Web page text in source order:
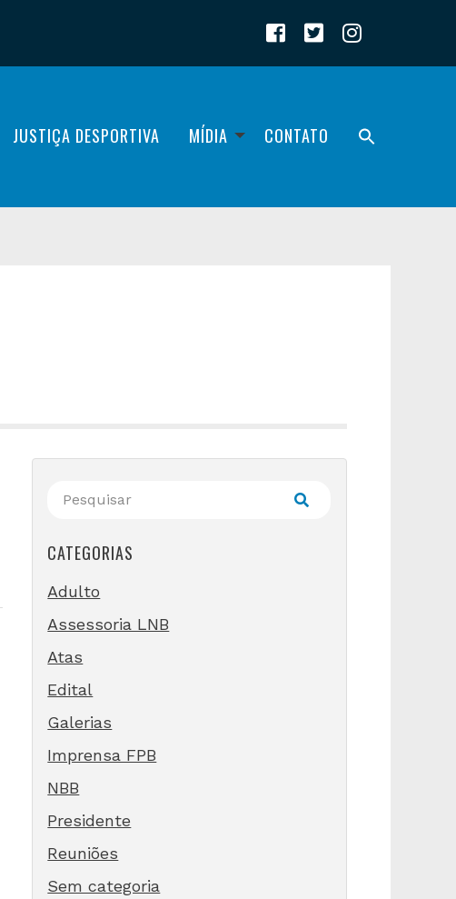
JUSTIÇA DESPORTIVA MÍDIA CONTATO
CATEGORIAS
Adulto
Assessoria LNB
Atas
Edital
Galerias
Imprensa FPB
NBB
Presidente
Reuniões
Sem categoria